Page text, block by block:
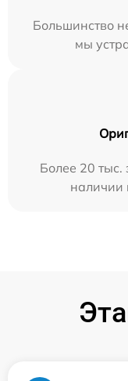
Большинство
мы
Более 20 тыс.
наличии